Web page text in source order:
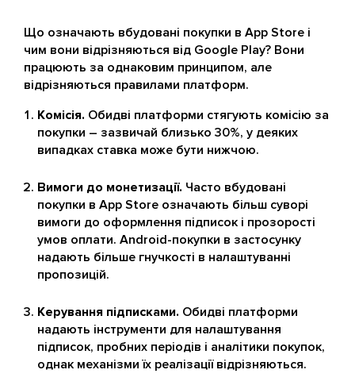
Що означають вбудовані покупки в App Store і
чим вони відрізняються від Google Play? Вони
працюють за однаковим принципом, але
відрізняються правилами платформ.
Комісія. Обидві платформи стягують комісію за
покупки – зазвичай близько 30%, у деяких
випадках ставка може бути нижчою.
Вимоги до монетизації. Часто вбудовані
покупки в App Store означають більш суворі
вимоги до оформлення підписок і прозорості
умов оплати. Android-покупки в застосунку
надають більше гнучкості в налаштуванні
пропозицій.
Керування підписками. Обидві платформи
надають інструменти для налаштування
підписок, пробних періодів і аналітики покупок,
однак механізми їх реалізації відрізняються.